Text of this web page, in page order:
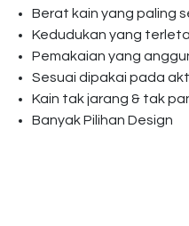
Berat kain yang paling
Kedudukan yang
Pemakaian yang
Sesuai dipakai pada
Kain tak jarang & tak
Banyak Pilihan Design